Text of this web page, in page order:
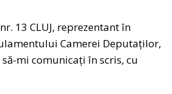
13 CLUJ, reprezentant în
Camerei Deputaților,
mi comunicați în scris, cu